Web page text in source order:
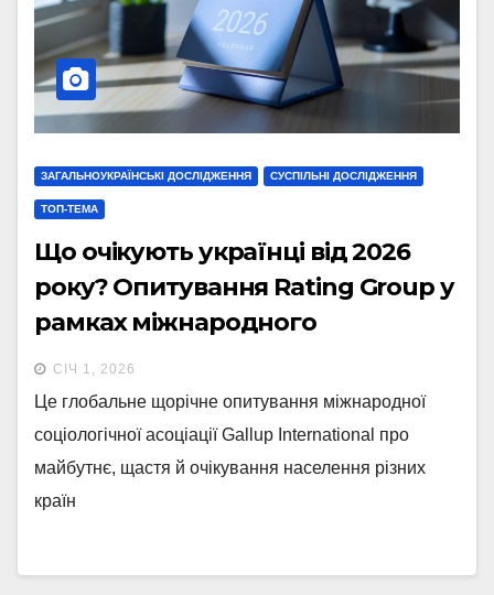
ЗАГАЛЬНОУКРАЇНСЬКІ ДОСЛІДЖЕННЯ СУСПІЛЬНІ ДОСЛІДЖЕННЯ
ТОП-ТЕМА
Що очікують українці від 2026
року? Опитування Rating Group у
рамках міжнародного
дослідження “End of Year” від
Gallup International. Випуск 1
СІЧ 1, 2026
Це глобальне щорічне опитування міжнародної
соціологічної асоціації Gallup International про
майбутнє, щастя й очікування населення різних
країн